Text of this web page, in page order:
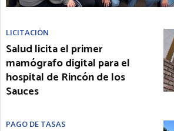
LICITACIÓN
Salud licita el primer
mamógrafo digital para el
hospital de Rincón de los
Sauces
PAGO DE TASAS